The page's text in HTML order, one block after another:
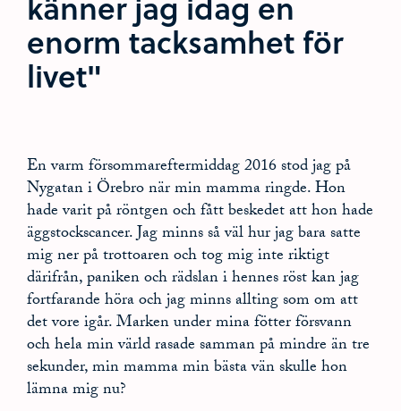
enorm tacksamhet för
livet"
En varm försommareftermiddag 2016 stod jag på
Nygatan i Örebro när min mamma ringde. Hon
hade varit på röntgen och fått beskedet att hon hade
äggstockscancer. Jag minns så väl hur jag bara satte
mig ner på trottoaren och tog mig inte riktigt
därifrån, paniken och rädslan i hennes röst kan jag
fortfarande höra och jag minns allting som om att
det vore igår. Marken under mina fötter försvann
och hela min värld rasade samman på mindre än tre
sekunder, min mamma min bästa vän skulle hon
lämna mig nu?